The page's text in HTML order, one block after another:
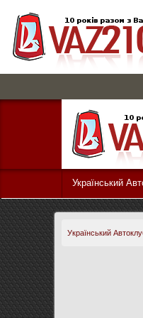
Український
Український